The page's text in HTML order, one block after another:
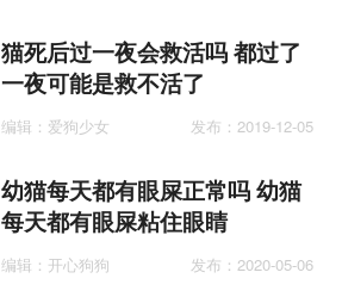
猫死后过一夜会救活吗 都过了
一夜可能是救不活了
编辑：爱狗少女 发布：2019-12-05
幼猫每天都有眼屎正常吗 幼猫
每天都有眼屎粘住眼睛
编辑：开心狗狗 发布：2020-05-06